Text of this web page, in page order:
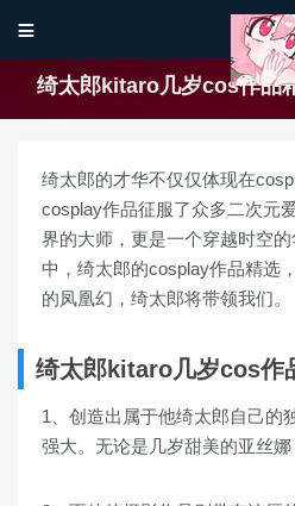

绮太郎kitaro几岁cos作品
绮太郎的才华不仅仅体现在
cosplay作品征服了众多二次元
界的大师，更是一个穿越时空
中，绮太郎的cosplay作品精选
的凤凰幻，绮太郎将带领我们。
绮太郎kitaro几岁cos作
1、创造出属于他绮太郎自己的
强大。无论是几岁甜美的亚丝娜